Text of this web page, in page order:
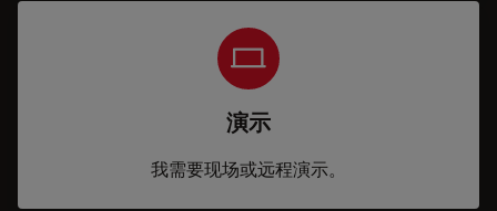
演示
我需要现场或远程演示。